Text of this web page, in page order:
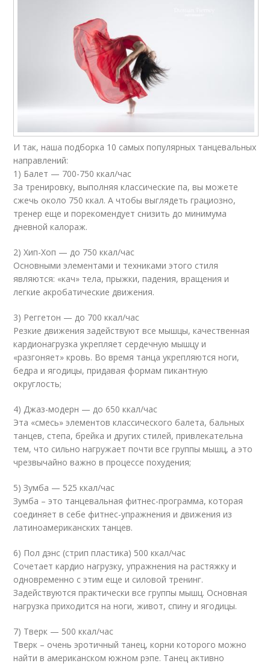
И так, наша подборка 10 самых популярных танцевальных
направлений:
1) Балет — 700-750 ккал/час
За тренировку, выполняя классические па, вы можете
сжечь около 750 ккал. А чтобы выглядеть грациозно,
тренер еще и порекомендует снизить до минимума
дневной калораж.
2) Хип-Хоп — до 750 ккал/час
Основными элементами и техниками этого стиля
являются: «кач» тела, прыжки, падения, вращения и
легкие акробатические движения.
3) Реггетон — до 700 ккал/час
Резкие движения задействуют все мышцы, качественная
кардионагрузка укрепляет сердечную мышцу и
«разгоняет» кровь. Во время танца укрепляются ноги,
бедра и ягодицы, придавая формам пикантную
округлость;
4) Джаз-модерн — до 650 ккал/час
Эта «смесь» элементов классического балета, бальных
танцев, степа, брейка и других стилей, привлекательна
тем, что сильно нагружает почти все группы мышц, а это
чрезвычайно важно в процессе похудения;
5) Зумба — 525 ккал/час
Зумба – это танцевальная фитнес-программа, которая
соединяет в себе фитнес-упражнения и движения из
латиноамериканских танцев.
6) Пол дэнс (стрип пластика) 500 ккал/час
Сочетает кардио нагрузку, упражнения на растяжку и
одновременно с этим еще и силовой тренинг.
Задействуются практически все группы мышц. Основная
нагрузка приходится на ноги, живот, спину и ягодицы.
7) Тверк — 500 ккал/час
Тверк – очень эротичный танец, корни которого можно
найти в американском южном рэпе. Танец активно